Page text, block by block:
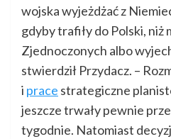
wojska wyjeżdżać z
gdyby trafiły do Polski, niż
Zjednoczonych albo
stwierdził Przydacz. –
i prace strategiczne
jeszcze trwały pewnie
tygodnie. Natomiast